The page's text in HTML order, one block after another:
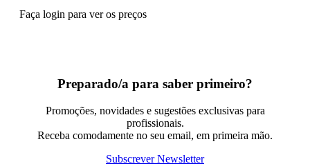
Faça login para ver os preços
Preparado/a para saber primeiro?
Promoções, novidades e sugestões exclusivas para
profissionais.
Receba comodamente no seu email, em primeira mão.
Subscrever Newsletter